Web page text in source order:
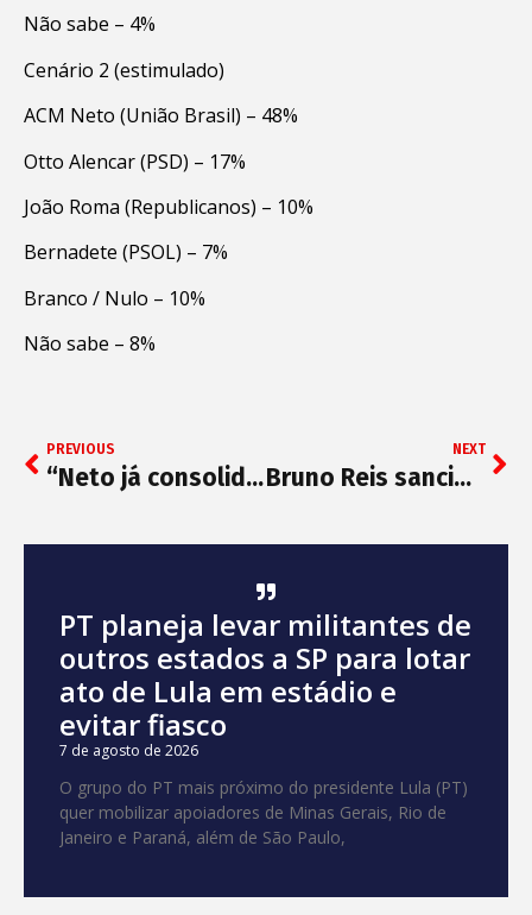
Não sabe – 4%
Cenário 2 (estimulado)
ACM Neto (União Brasil) – 48%
Otto Alencar (PSD) – 17%
João Roma (Republicanos) – 10%
Bernadete (PSOL) – 7%
Branco / Nulo – 10%
Não sabe – 8%
PREVIOUS
“Neto já consolidou a liderança nas pesquisas”, diz Sandro Régis
NEXT
Bruno Reis sanciona lei que institui SOS Cultura II
PT planeja levar militantes de
outros estados a SP para lotar
ato de Lula em estádio e
evitar fiasco
7 de agosto de 2026
O grupo do PT mais próximo do presidente Lula (PT)
quer mobilizar apoiadores de Minas Gerais, Rio de
Janeiro e Paraná, além de São Paulo,